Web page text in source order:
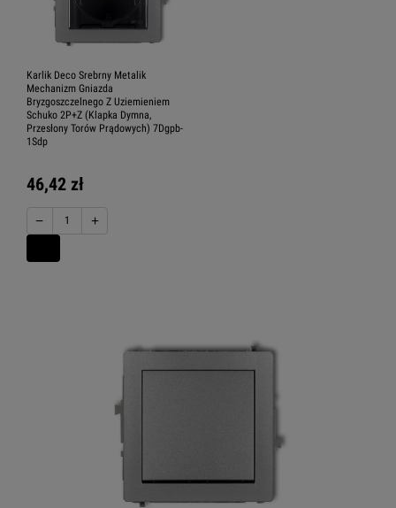
Karlik Deco Srebrny Metalik
Mechanizm Gniazda
Bryzgoszczelnego Z Uziemieniem
Schuko 2P+Z (Klapka Dymna,
Przesłony Torów Prądowych) 7Dgpb-
1Sdp
46,42 zł
− +